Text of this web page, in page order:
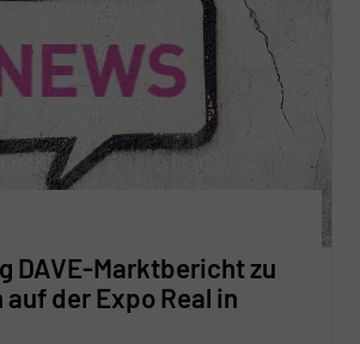
DAVE-Marktbericht zu
auf der Expo Real in